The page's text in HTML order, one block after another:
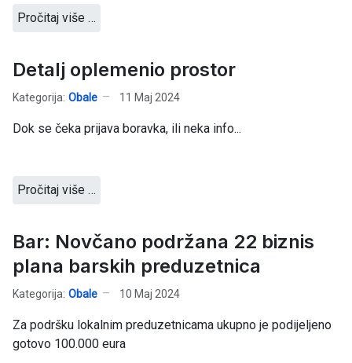
Pročitaj više …
Detalj oplemenio prostor
Kategorija: Obale 11 Maj 2024
Dok se čeka prijava boravka, ili neka info...
Pročitaj više …
Bar: Novčano podržana 22 biznis
plana barskih preduzetnica
Kategorija: Obale 10 Maj 2024
Za podršku lokalnim preduzetnicama ukupno je podijeljeno
gotovo 100.000 eura